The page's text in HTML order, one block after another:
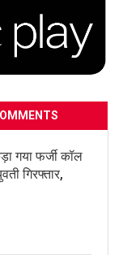
गया फर्जी कॉल
गिरफ्तार,